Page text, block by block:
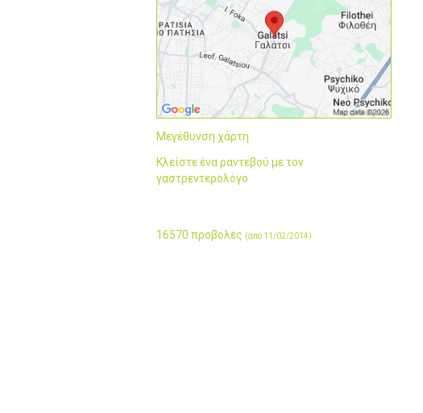
Μεγέθυνση χάρτη
Κλείστε ένα ραντεβού με τον
γαστρεντερολόγο
16570 προβολές (από 11/02/2014)